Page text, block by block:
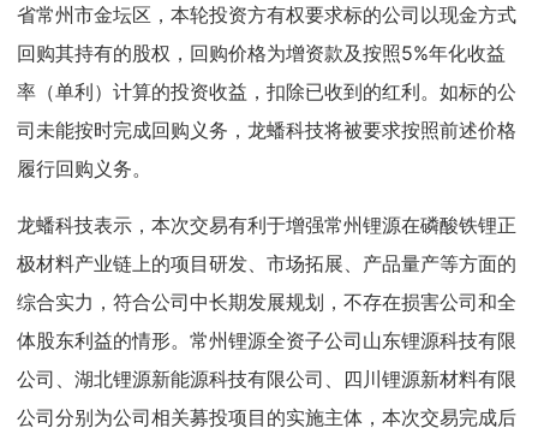
省常州市金坛区，本轮投资方有权要求标的公司以现金方式
回购其持有的股权，回购价格为增资款及按照5%年化收益
率（单利）计算的投资收益，扣除已收到的红利。如标的公
司未能按时完成回购义务，龙蟠科技将被要求按照前述价格
履行回购义务。
龙蟠科技表示，本次交易有利于增强常州锂源在磷酸铁锂正
极材料产业链上的项目研发、市场拓展、产品量产等方面的
综合实力，符合公司中长期发展规划，不存在损害公司和全
体股东利益的情形。常州锂源全资子公司山东锂源科技有限
公司、湖北锂源新能源科技有限公司、四川锂源新材料有限
公司分别为公司相关募投项目的实施主体，本次交易完成后